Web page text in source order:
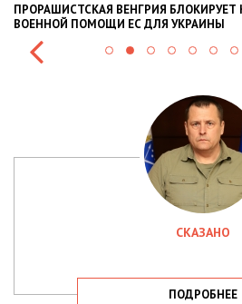
ПРОРАШИСТСКАЯ ВЕНГРИЯ БЛОКИРУЕТ
ВОЕННОЙ ПОМОЩИ ЕС ДЛЯ УКРАИНЫ
СКАЗАНО
ПОДРОБНЕЕ